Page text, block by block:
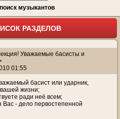
музыкантов
РАЗДЕЛОВ
Уважаемые басисты и
01:55
басист или ударник,
жизни;
ради неё всем;
Вас - дело первостепенной